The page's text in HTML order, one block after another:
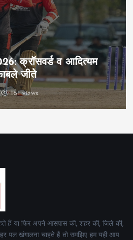
क्रॉसवर्ड व आदित्यम
जीते
161 views
हैं या फिर अपने आसपास की, शहर की, जिले की,
पल खंगालना चाहते हैं तो समझिए हम यही आप